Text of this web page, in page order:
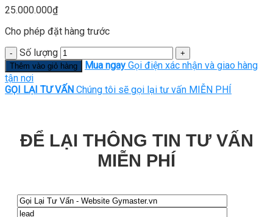
25.000.000₫
Cho phép đặt hàng trước
Số lượng
Thêm vào giỏ hàng Mua ngay Gọi điện xác nhận và giao hàng
tận nơi
GỌI LẠI TƯ VẤN Chúng tôi sẽ gọi lại tư vấn MIỄN PHÍ
ĐỂ LẠI THÔNG TIN TƯ VẤN
MIỄN PHÍ